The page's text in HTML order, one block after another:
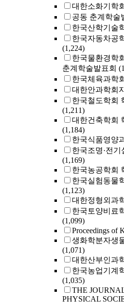
대한소화기학
공동 춘계학술
한국산학기술
한국자동차공
(1,224)
한국물환경학
춘계학술발표회
한국체육과학
대한안과학회지
한국철도학회
(1,211)
대한건축학회
(1,184)
한국식품영양
한국조명·전
(1,169)
한국농공학회
한국실험동물
(1,123)
대한정형외과
한국토양비료
(1,099)
Proceedings of
생화학분자생
(1,071)
대한산부인과
한국농업기계
(1,035)
THE
PHYSICAL